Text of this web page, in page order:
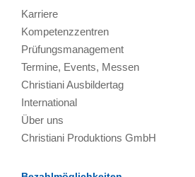
Karriere
Kompetenzzentren
Prüfungsmanagement
Termine, Events, Messen
Christiani Ausbildertag
International
Über uns
Christiani Produktions GmbH